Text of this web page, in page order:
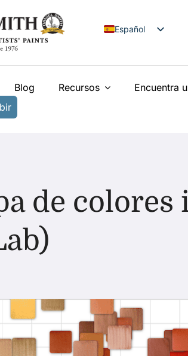
Español
日本語
Français
简体中文
Blog Recursos Encuentra
de colores